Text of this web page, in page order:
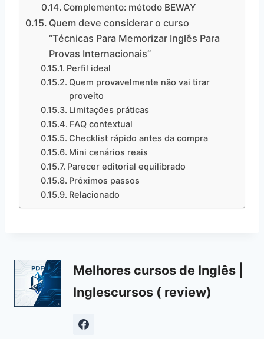
Complemento: método BEWAY
Quem deve considerar o curso
“Técnicas Para Memorizar Inglês Para
Provas Internacionais”
Perfil ideal
Quem provavelmente não vai tirar
proveito
Limitações práticas
FAQ contextual
Checklist rápido antes da compra
Mini cenários reais
Parecer editorial equilibrado
Próximos passos
Relacionado
Melhores cursos de Inglês |
Inglescursos ( review)